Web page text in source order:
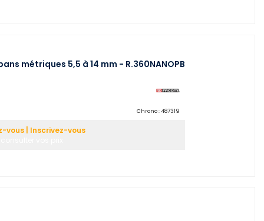
métriques 5,5 à 14 mm - R.360NANOPB
Chrono :487319
vous | Inscrivez-vous